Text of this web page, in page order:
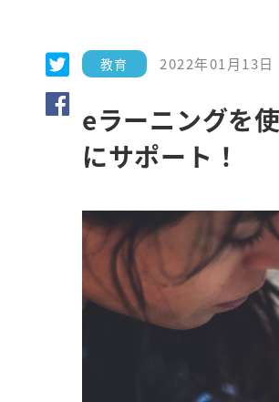
教育 2022年01月13日
eラーニングを
にサポート！